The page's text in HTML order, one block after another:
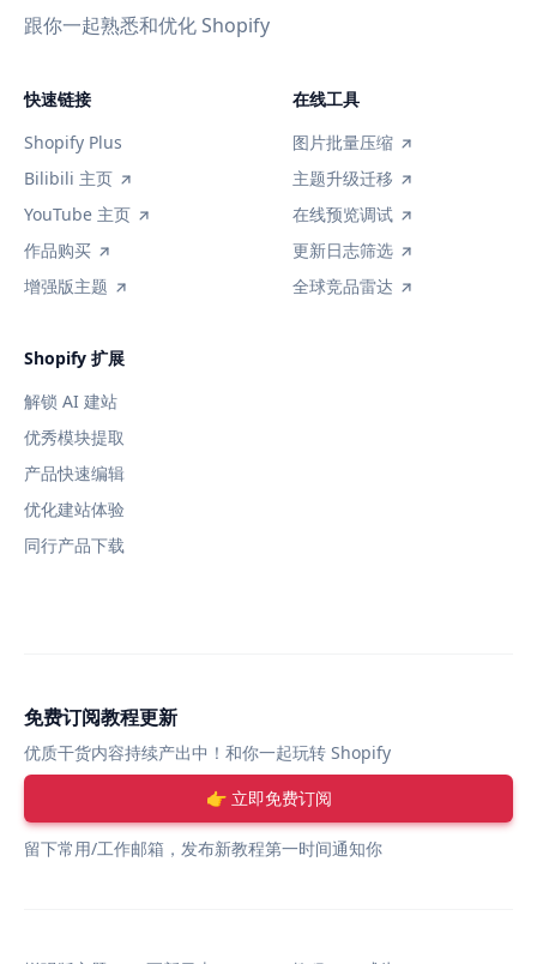
跟你一起熟悉和优化 Shopify
快速链接
Shopify Plus
Bilibili 主页
YouTube 主页
作品购买
增强版主题
在线工具
图片批量压缩
主题升级迁移
在线预览调试
更新日志筛选
全球竞品雷达
Shopify 扩展
解锁 AI 建站
优秀模块提取
产品快速编辑
优化建站体验
同行产品下载
免费订阅教程更新
优质干货内容持续产出中！和你一起玩转 Shopify
👉 立即免费订阅
留下常用/工作邮箱，发布新教程第一时间通知你